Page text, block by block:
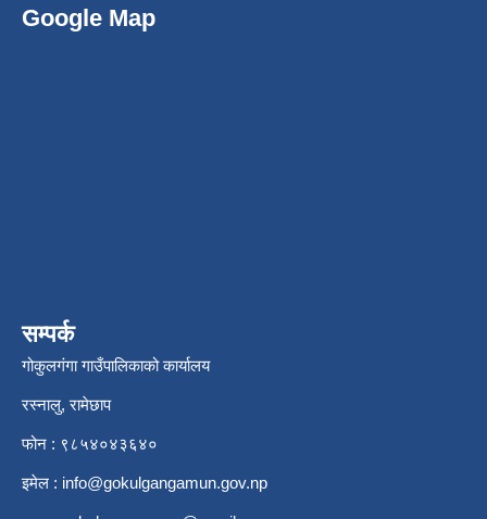
Google Map
सम्पर्क
गोकुलगंगा गाउँपालिकाको कार्यालय
रस्नालु, रामेछाप
फोन : ९८५४०४३६४०
इमेल : info@gokulgangamun.gov.np